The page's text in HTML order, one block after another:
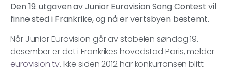
Den 19. utgaven av Junior Eurovision Song Contest vil
finne sted i Frankrike, og nå er vertsbyen bestemt.
Når Junior Eurovision går av stabelen søndag 19.
desember er det i Frankrikes hovedstad Paris, melder
eurovision.tv. Ikke siden 2012 har konkurransen blitt